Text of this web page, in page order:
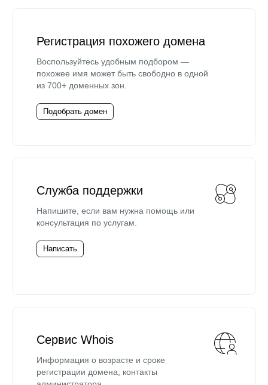
Регистрация похожего домена
Воспользуйтесь удобным подбором —
похожее имя может быть свободно в одной
из 700+ доменных зон.
Подобрать домен
Служба поддержки
Напишите, если вам нужна помощь или
консультация по услугам.
Написать
Сервис Whois
Информация о возрасте и сроке
регистрации домена, контакты